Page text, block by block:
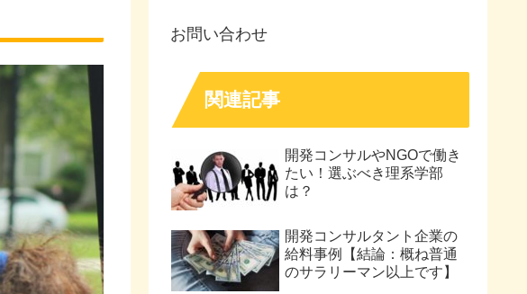
お問い合わせ
関連記事
開発コンサルやNGOで働き
たい！選ぶべき理系学部
は？
開発コンサルタント企業の
給料事例【結論：概ね普通
のサラリーマン以上です】